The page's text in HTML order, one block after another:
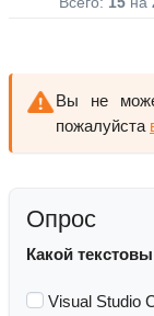
Вы не
пожалуйста
Опрос
Какой
Visual Studio